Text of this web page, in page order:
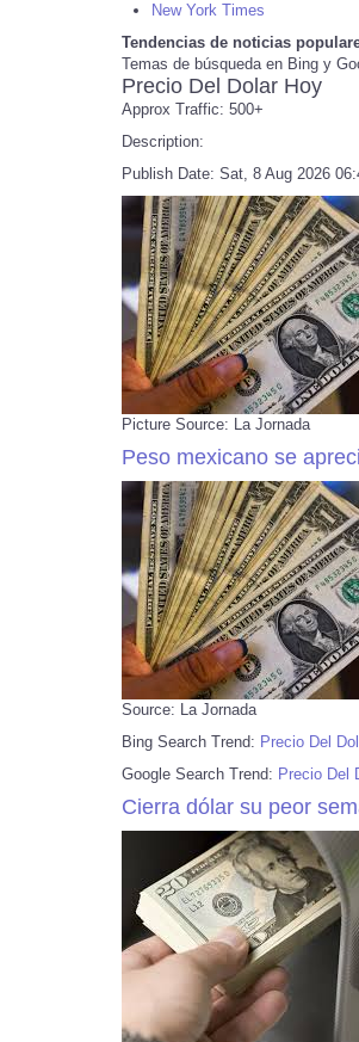
New York Times
Tendencias de noticias
Temas de búsqueda en Bing y
Precio Del Dolar Hoy
Approx Traffic: 500+
Description:
Publish Date: Sat, 8 Aug 2026
Picture Source: La Jornada
Peso mexicano se
Source: La Jornada
Bing Search Trend: Precio Del
Google Search Trend: Precio Del
Cierra dólar su peor